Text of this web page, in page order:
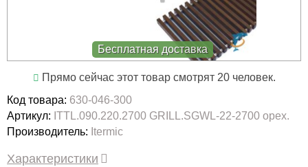
Бесплатная доставка
Прямо сейчас этот товар смотрят 20 человек.
Код товара: 630-046-300
Артикул: ITTL.090.220.2700 GRILL.SGWL-22-2700 орех.
Производитель: Itermic
Характеристики